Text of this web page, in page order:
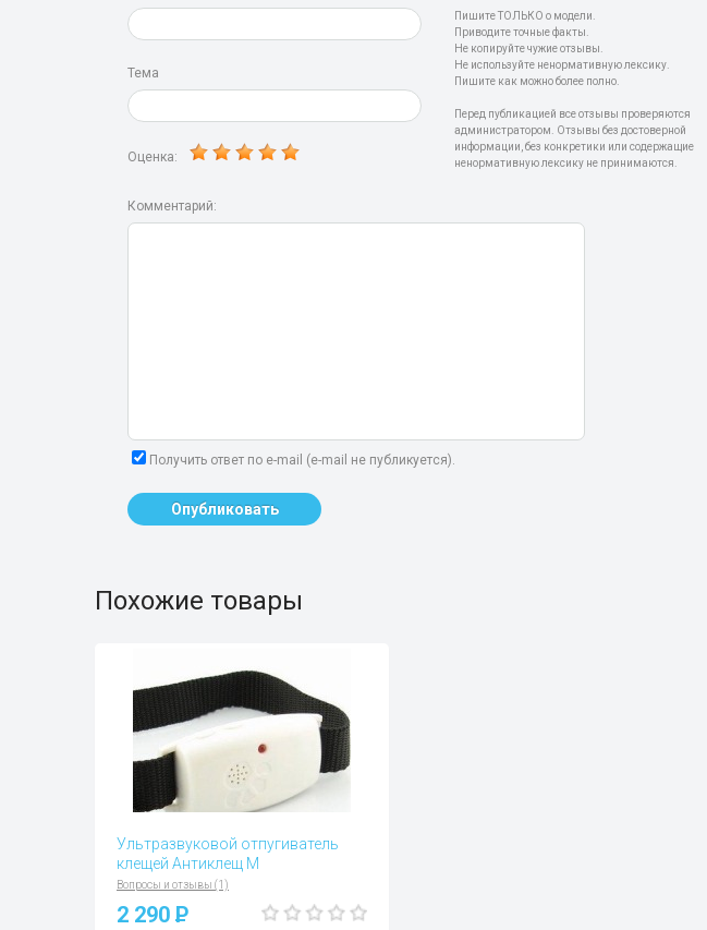
Тема
Оценка:
Пишите ТОЛЬКО о модели.
Приводите точные факты.
Не копируйте чужие отзывы.
Не используйте ненормативную лексику.
Пишите как можно более полно.
Перед публикацией все отзывы проверяются
администратором. Отзывы без достоверной
информации, без конкретики или содержащие
ненормативную лексику не принимаются.
Комментарий:
Получить ответ по e-mail (e-mail не публикуется).
Опубликовать
Похожие товары
Ультразвуковой отпугиватель
клещей Антиклещ М
Вопросы и отзывы (1)
2 290 P